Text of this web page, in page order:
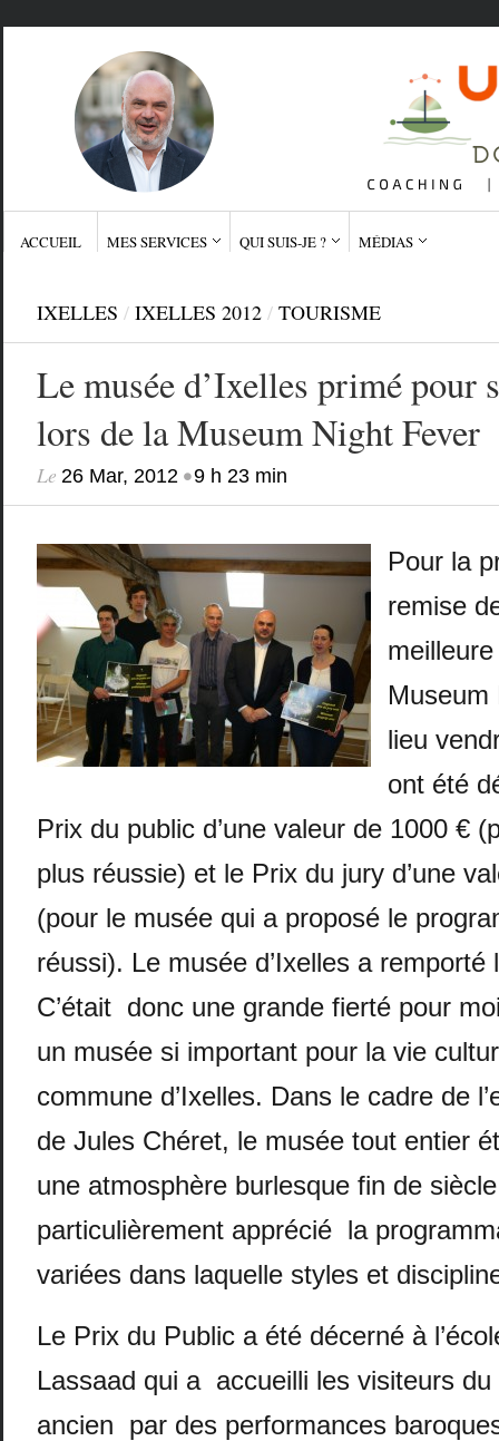
ACCUEIL MES SERVICES QUI SUIS-JE ? MÉDIAS
IXELLES / IXELLES 2012 / TOURISME
Le musée d’Ixelles primé pour
lors de la Museum Night Fever
Le 26 Mar, 2012•9 h 23 min
Pour la
remise
Museum
lieu
ont été
Prix du public d’une valeur de 1000 €
plus réussie) et le Prix du jury d’une
(pour le musée qui a proposé le
réussi). Le musée d’Ixelles a remporté
C’était donc une grande fierté pour
un musée si important pour la vie
commune d’Ixelles. Dans le cadre de
de Jules Chéret, le musée tout entier
une atmosphère burlesque fin de
particulièrement apprécié la
variées dans laquelle styles et
Le Prix du Public a été décerné à
Lassaad qui a accueilli les visiteurs du
ancien par des performances